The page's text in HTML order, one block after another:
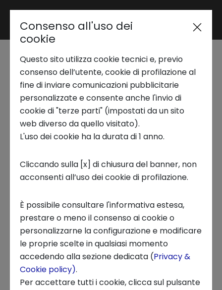
Area riservata
Trend Analysis
Applied Research
Startup Development
Business Transformation
Ecosystem enabling
Chi siamo
News ed Eventi
Seminario NS Lab | Il
cervello al lavoro
NS LAB, WEBINAR
Partendo dal racconto di casi reali,
analizzeremo in modo chiaro e schematizzato
quello che succede nel cervello di un/una
professionista (quali aree si attivano, quali si
bloccano, cosa succede al cuore e ai muscoli,
ormoni, ecc.) per arrivare a capire quali
Consenso all'uso dei
cookie
Questo sito utilizza cookie tecnici e, previo
consenso dell’utente, cookie di profilazione al
fine di inviare comunicazioni pubblicitarie
personalizzate e consente anche l'invio di
cookie di "terze parti" (impostati da un sito
web diverso da quello visitato).
L'uso dei cookie ha la durata di 1 anno.
Cliccando sulla [x] di chiusura del banner, non
acconsenti all’uso dei cookie di profilazione.
È possibile consultare l'informativa estesa,
prestare o meno il consenso ai cookie o
personalizzarne la configurazione e modificare
le proprie scelte in qualsiasi momento
accedendo alla sezione dedicata (Privacy &
Cookie policy).
Per accettare tutti i cookie, clicca sul pulsante